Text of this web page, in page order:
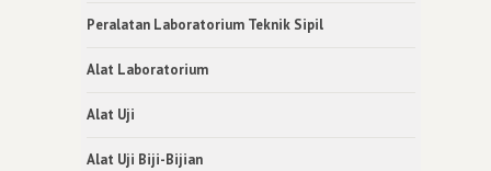
Peralatan Laboratorium Teknik Sipil
Alat Laboratorium
Alat Uji
Alat Uji Biji-Bijian